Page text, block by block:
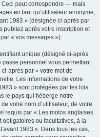
Ceci peut correspondre — mais
en tant qu’utilisateur anonyme,
1983 » (désignée ci-après par
publiez après votre inscription et
« vos messages »).
unique (désigné ci-après
passe personnel vous permettant
après par « votre mot de
Les informations de votre
» sont protégées par les lois
le pays qui héberge notre
votre nom d’utilisateur, de votre
requis par « Les motos anglaises
obligatoires ou facultatives, à la
1983 ». Dans tous les cas,